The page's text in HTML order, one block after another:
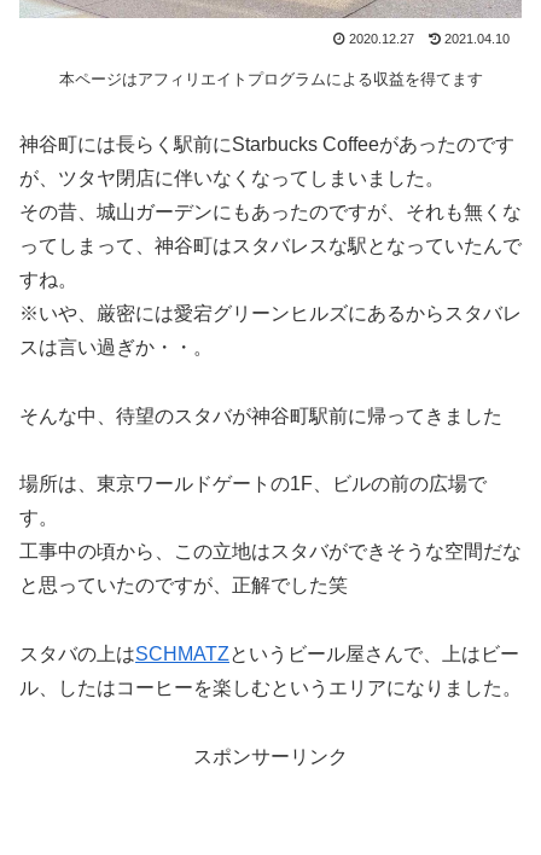
2020.12.27 2021.04.10
本ページはアフィリエイトプログラムによる収益を得てます
神谷町には長らく駅前にStarbucks Coffeeがあったのです
が、ツタヤ閉店に伴いなくなってしまいました。
その昔、城山ガーデンにもあったのですが、それも無くな
ってしまって、神谷町はスタバレスな駅となっていたんで
すね。
※いや、厳密には愛宕グリーンヒルズにあるからスタバレ
スは言い過ぎか・・。
そんな中、待望のスタバが神谷町駅前に帰ってきました
場所は、東京ワールドゲートの1F、ビルの前の広場で
す。
工事中の頃から、この立地はスタバができそうな空間だな
と思っていたのですが、正解でした笑
スタバの上はSCHMATZというビール屋さんで、上はビー
ル、したはコーヒーを楽しむというエリアになりました。
スポンサーリンク